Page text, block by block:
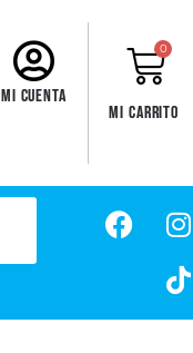
Mi cuenta
0
Mi carrito